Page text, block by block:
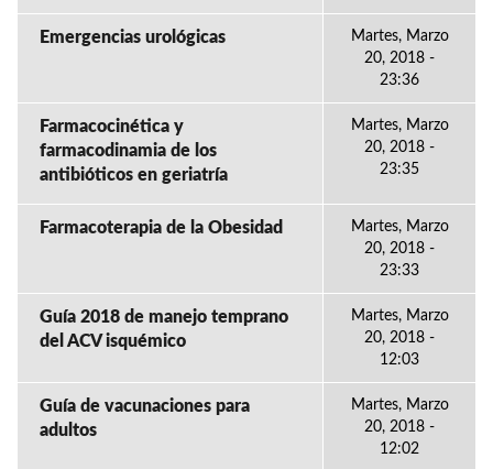
Emergencias urológicas
Martes, Marzo
20, 2018 -
23:36
Farmacocinética y
farmacodinamia de los
antibióticos en geriatría
Martes, Marzo
20, 2018 -
23:35
Farmacoterapia de la Obesidad
Martes, Marzo
20, 2018 -
23:33
Guía 2018 de manejo temprano
del ACV isquémico
Martes, Marzo
20, 2018 -
12:03
Guía de vacunaciones para
adultos
Martes, Marzo
20, 2018 -
12:02